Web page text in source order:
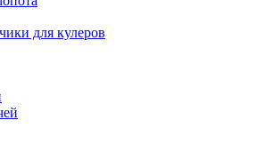
для кулеров